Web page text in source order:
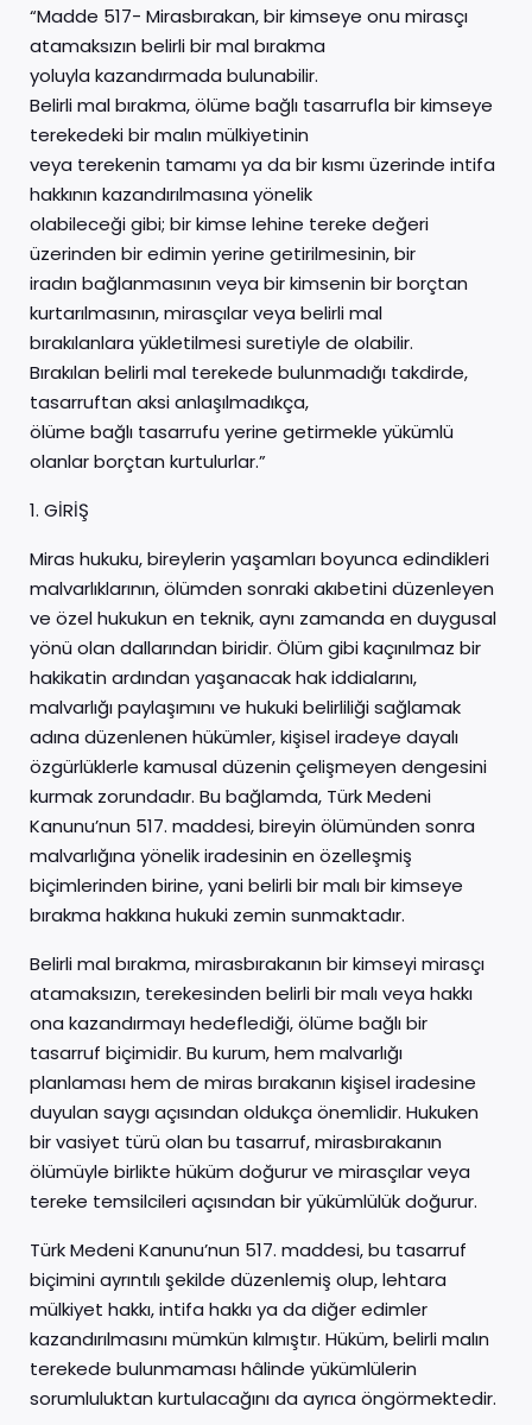
“Madde 517- Mirasbırakan, bir kimseye onu mirasçı
atamaksızın belirli bir mal bırakma
yoluyla kazandırmada bulunabilir.
Belirli mal bırakma, ölüme bağlı tasarrufla bir kimseye
terekedeki bir malın mülkiyetinin
veya terekenin tamamı ya da bir kısmı üzerinde intifa
hakkının kazandırılmasına yönelik
olabileceği gibi; bir kimse lehine tereke değeri
üzerinden bir edimin yerine getirilmesinin, bir
iradın bağlanmasının veya bir kimsenin bir borçtan
kurtarılmasının, mirasçılar veya belirli mal
bırakılanlara yükletilmesi suretiyle de olabilir.
Bırakılan belirli mal terekede bulunmadığı takdirde,
tasarruftan aksi anlaşılmadıkça,
ölüme bağlı tasarrufu yerine getirmekle yükümlü
olanlar borçtan kurtulurlar.”
1. GİRİŞ
Miras hukuku, bireylerin yaşamları boyunca edindikleri
malvarlıklarının, ölümden sonraki akıbetini düzenleyen
ve özel hukukun en teknik, aynı zamanda en duygusal
yönü olan dallarından biridir. Ölüm gibi kaçınılmaz bir
hakikatin ardından yaşanacak hak iddialarını,
malvarlığı paylaşımını ve hukuki belirliliği sağlamak
adına düzenlenen hükümler, kişisel iradeye dayalı
özgürlüklerle kamusal düzenin çelişmeyen dengesini
kurmak zorundadır. Bu bağlamda, Türk Medeni
Kanunu’nun 517. maddesi, bireyin ölümünden sonra
malvarlığına yönelik iradesinin en özelleşmiş
biçimlerinden birine, yani belirli bir malı bir kimseye
bırakma hakkına hukuki zemin sunmaktadır.
Belirli mal bırakma, mirasbırakanın bir kimseyi mirasçı
atamaksızın, terekesinden belirli bir malı veya hakkı
ona kazandırmayı hedeflediği, ölüme bağlı bir
tasarruf biçimidir. Bu kurum, hem malvarlığı
planlaması hem de miras bırakanın kişisel iradesine
duyulan saygı açısından oldukça önemlidir. Hukuken
bir vasiyet türü olan bu tasarruf, mirasbırakanın
ölümüyle birlikte hüküm doğurur ve mirasçılar veya
tereke temsilcileri açısından bir yükümlülük doğurur.
Türk Medeni Kanunu’nun 517. maddesi, bu tasarruf
biçimini ayrıntılı şekilde düzenlemiş olup, lehtara
mülkiyet hakkı, intifa hakkı ya da diğer edimler
kazandırılmasını mümkün kılmıştır. Hüküm, belirli malın
terekede bulunmaması hâlinde yükümlülerin
sorumluluktan kurtulacağını da ayrıca öngörmektedir.